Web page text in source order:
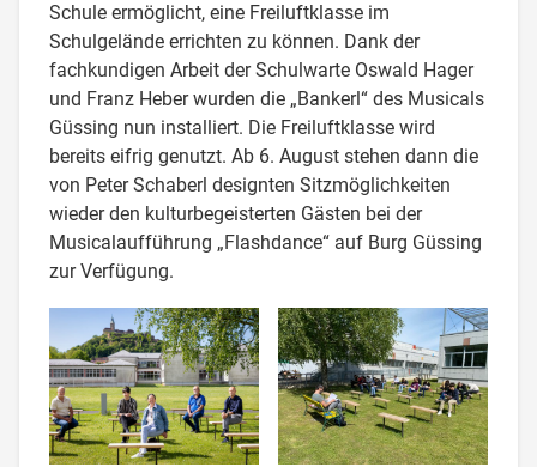
Schule ermöglicht, eine Freiluftklasse im
Schulgelände errichten zu können. Dank der
fachkundigen Arbeit der Schulwarte Oswald Hager
und Franz Heber wurden die „Bankerl“ des Musicals
Güssing nun installiert. Die Freiluftklasse wird
bereits eifrig genutzt. Ab 6. August stehen dann die
von Peter Schaberl designten Sitzmöglichkeiten
wieder den kulturbegeisterten Gästen bei der
Musicalaufführung „Flashdance“ auf Burg Güssing
zur Verfügung.